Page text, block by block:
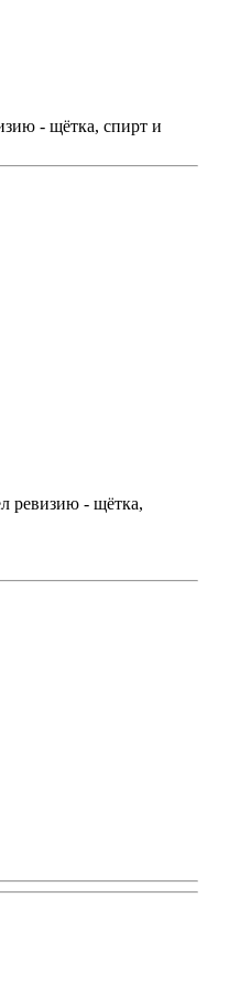
- щётка, спирт и
ревизию - щётка,